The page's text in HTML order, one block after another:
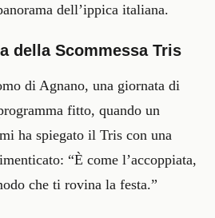
dell’ippica italiana.
della Scommessa Tris
di Agnano, una giornata di
fitto, quando un
ha spiegato il Tris con una
“È come l’accoppiata,
che ti rovina la festa.”